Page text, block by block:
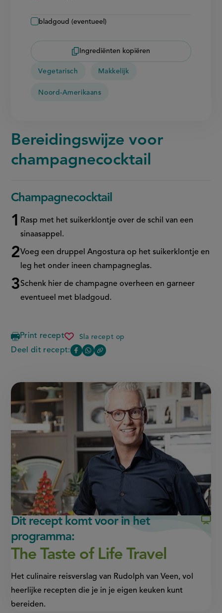
bladgoud (eventueel)
Ingrediënten kopiëren
Vegetarisch Makkelijk
Noord-Amerikaans
Bereidingswijze voor
champagnecocktail
Champagnecocktail
Rasp met het suikerklontje over de schil van een
sinaasappel.
Voeg een druppel Angostura op het suikerklontje en
leg het onder ineen champagneglas.
Schenk hier de champagne overheen en garneer
eventueel met bladgoud.
Print recept Sla recept op
champagnecocktail
Deel dit recept:
Deel
pagina
Facebook
nieuw
venster,
externe
link)
Deel
pagina
WhatsApp
(opent
nieuw
venster,
externe
link)
Copy
of
this
Dit recept komt voor in het
programma:
The Taste of Life Travel
Het culinaire reisverslag van Rudolph van Veen, vol
heerlijke recepten die je in je eigen keuken kunt
bereiden.